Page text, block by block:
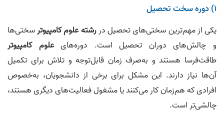
۱) دوره سخت تحصیل
یکی از مهم‌ترین سختی‌های تحصیل دررشته علوم کامپیوترسختی‌ها
و چالش‌های دوران تحصیل است. دوره‌هایعلوم کامپیوتر
طاقت‌فرسا هستند و به‌صرف زمان قابل‌توجه و تلاش برای تکمیل
آن‌ها نیاز دارند. این مشکل برای برخی از دانشجویان، به‌خصوص
افرادی که هم‌زمان کار می‌کنند یا مشغول فعالیت‌های دیگری هستند،
چالشی‌تر است.